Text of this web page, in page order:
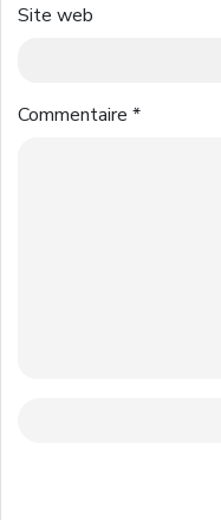
Site web
Commentaire *